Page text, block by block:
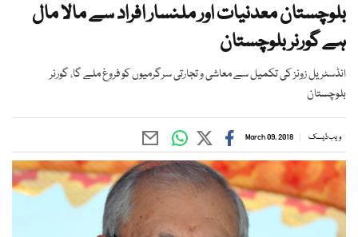
بلوچستان معدنیات اور ملنسار افراد سے مالا مال
ہے گورنر بلوچستان
انڈسٹریل زونز کی تکمیل سے معاشی و تجارتی سرگرمیوں کو فروغ ملے گا، گورنر
بلوچستان
ویب ڈیسک March 09, 2018